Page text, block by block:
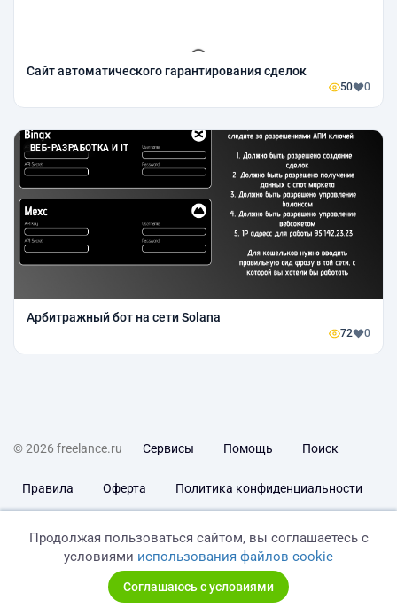
Сайт автоматического гарантирования сделок
50 0
ВЕБ-РАЗРАБОТКА И IT
Арбитражный бот на сети Solana
72 0
© 2026 freelance.ru Сервисы Помощь Поиск
Правила Оферта Политика конфиденциальности
Продолжая пользоваться сайтом, вы соглашаетесь с
условиями использования файлов cookie
Соглашаюсь с условиями